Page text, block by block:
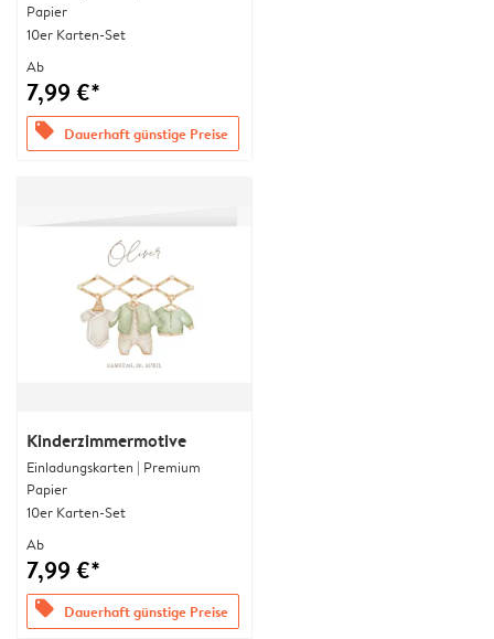
Papier
10er Karten-Set
Ab
7,99 €*
offers Dauerhaft günstige Preise
Kinderzimmermotive
Einladungskarten | Premium
Papier
10er Karten-Set
Ab
7,99 €*
offers Dauerhaft günstige Preise